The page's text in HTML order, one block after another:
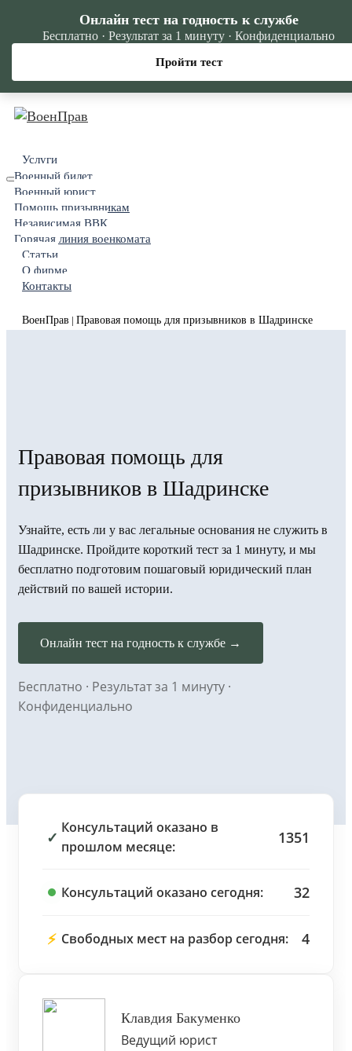
Услуги
Военный билет
Военный юрист
Помощь призывникам
Независимая ВВК
Горячая линия военкомата
Статьи
О фирме
Контакты
ВоенПрав Правовая помощь для призывников в Шадринске
Правовая помощь для
призывников в Шадринске
Узнайте, есть ли у вас легальные основания не служить в
Шадринске. Пройдите короткий тест за 1 минуту, и мы
бесплатно подготовим пошаговый юридический план
действий по вашей истории.
Онлайн тест на годность к службе →
Бесплатно · Результат за 1 минуту ·
Конфиденциально
✓
Консультаций оказано в
прошлом месяце:
1351
Консультаций оказано сегодня: 32
⚡ Свободных мест на разбор сегодня: 4
Клавдия Бакуменко
Ведущий юрист
Онлайн тест на годность к службе
Бесплатно · Результат за 1 минуту · Конфиденциально
Пройти тест